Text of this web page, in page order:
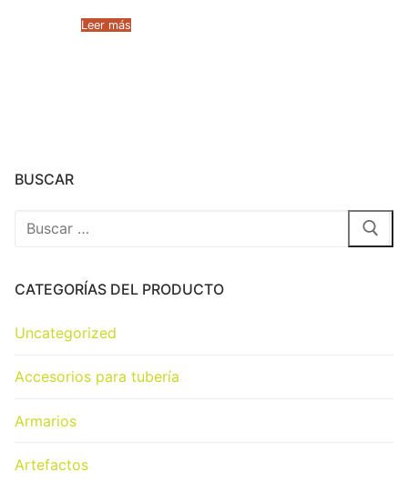
Leer más
BUSCAR
CATEGORÍAS DEL PRODUCTO
Uncategorized
Accesorios para tubería
Armarios
Artefactos